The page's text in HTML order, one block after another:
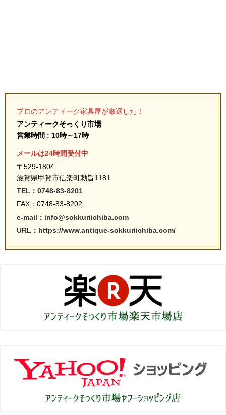
プロのアンティーク家具屋が厳選した！
アンティークそっくり市場
営業時間 : 10時～17時
メールは24時間受付中
〒529-1804
滋賀県甲賀市信楽町勅旨1181
TEL：0748-83-8201
FAX：0748-83-8202
e-mail：info@sokkuriichiba.com
URL：https://www.antique-sokkuriichiba.com/